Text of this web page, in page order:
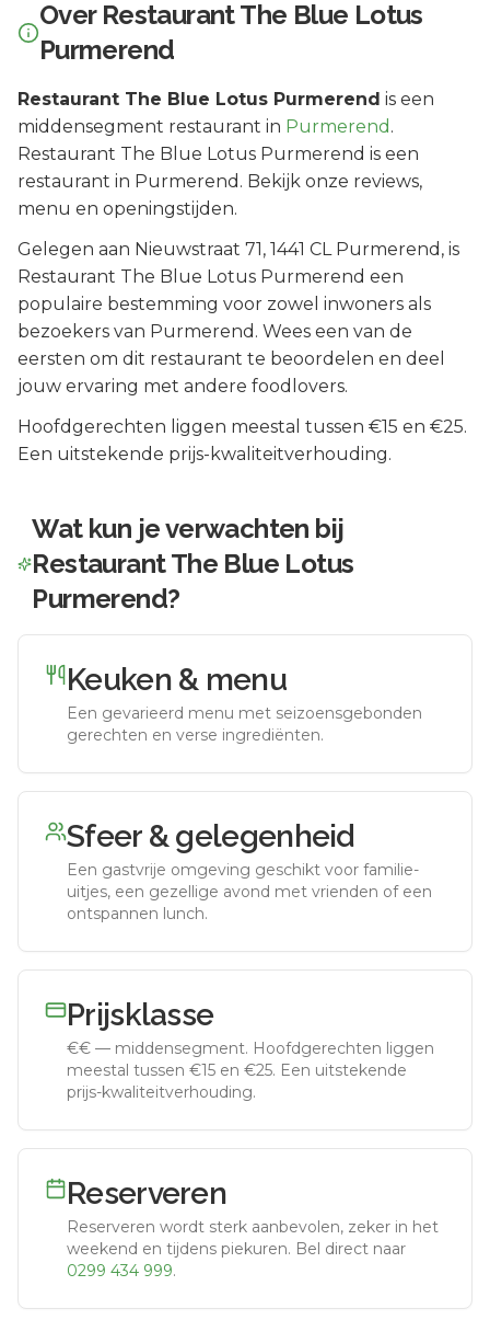
Over Restaurant The Blue Lotus
Purmerend
Restaurant The Blue Lotus Purmerend is een
middensegment restaurant in Purmerend .
Restaurant The Blue Lotus Purmerend is een
restaurant in Purmerend. Bekijk onze reviews,
menu en openingstijden.
Gelegen aan Nieuwstraat 71, 1441 CL Purmerend , is
Restaurant The Blue Lotus Purmerend een
populaire bestemming voor zowel inwoners als
bezoekers van Purmerend . Wees een van de
eersten om dit restaurant te beoordelen en deel
jouw ervaring met andere foodlovers.
Hoofdgerechten liggen meestal tussen €15 en €25.
Een uitstekende prijs-kwaliteitverhouding.
Wat kun je verwachten bij
Restaurant The Blue Lotus
Purmerend?
Keuken & menu
Een gevarieerd menu met seizoensgebonden
gerechten en verse ingrediënten.
Sfeer & gelegenheid
Een gastvrije omgeving geschikt voor familie-
uitjes, een gezellige avond met vrienden of een
ontspannen lunch.
Prijsklasse
€€ — middensegment. Hoofdgerechten liggen
meestal tussen €15 en €25. Een uitstekende
prijs-kwaliteitverhouding.
Reserveren
Reserveren wordt sterk aanbevolen, zeker in het
weekend en tijdens piekuren. Bel direct naar
0299 434 999.